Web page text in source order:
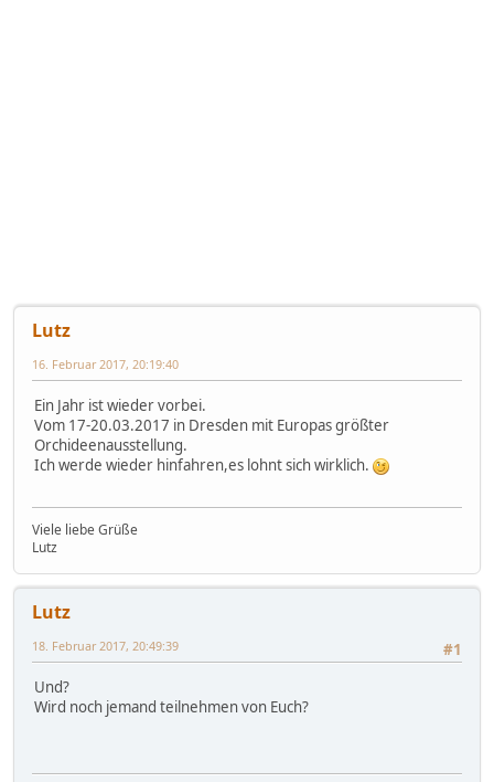
Lutz
16. Februar 2017, 20:19:40
Ein Jahr ist wieder vorbei.
Vom 17-20.03.2017 in Dresden mit Europas größter
Orchideenausstellung.
Ich werde wieder hinfahren,es lohnt sich wirklich.
Viele liebe Grüße
Lutz
Lutz
#1
18. Februar 2017, 20:49:39
Und?
Wird noch jemand teilnehmen von Euch?